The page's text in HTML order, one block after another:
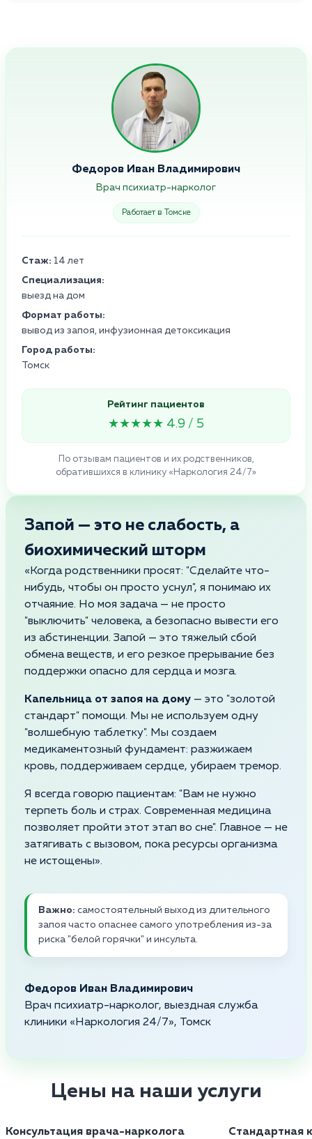
Федоров Иван Владимирович
Врач психиатр-нарколог
Работает в Томске
Стаж: 14 лет
Специализация:
выезд на дом
Формат работы:
вывод из запоя, инфузионная детоксикация
Город работы:
Томск
Рейтинг пациентов
★★★★★ 4.9 / 5
По отзывам пациентов и их родственников,
обратившихся в клинику «Наркология 24/7»
Запой — это не слабость, а
биохимический шторм
«Когда родственники просят: "Сделайте что-
нибудь, чтобы он просто уснул", я понимаю их
отчаяние. Но моя задача — не просто
"выключить" человека, а безопасно вывести его
из абстиненции. Запой — это тяжелый сбой
обмена веществ, и его резкое прерывание без
поддержки опасно для сердца и мозга.
Капельница от запоя на дому — это "золотой
стандарт" помощи. Мы не используем одну
"волшебную таблетку". Мы создаем
медикаментозный фундамент: разжижаем
кровь, поддерживаем сердце, убираем тремор.
Я всегда говорю пациентам: "Вам не нужно
терпеть боль и страх. Современная медицина
позволяет пройти этот этап во сне". Главное — не
затягивать с вызовом, пока ресурсы организма
не истощены».
Важно: самостоятельный выход из длительного
запоя часто опаснее самого употребления из-за
риска "белой горячки" и инсульта.
Федоров Иван Владимирович
Врач психиатр-нарколог, выездная служба
клиники «Наркология 24/7», Томск
Цены на наши услуги
Консультация врача-нарколога Стандартная